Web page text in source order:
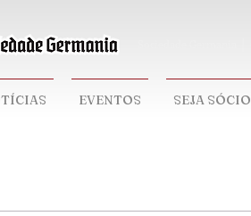
EVENTOS SEJA SÓCIO